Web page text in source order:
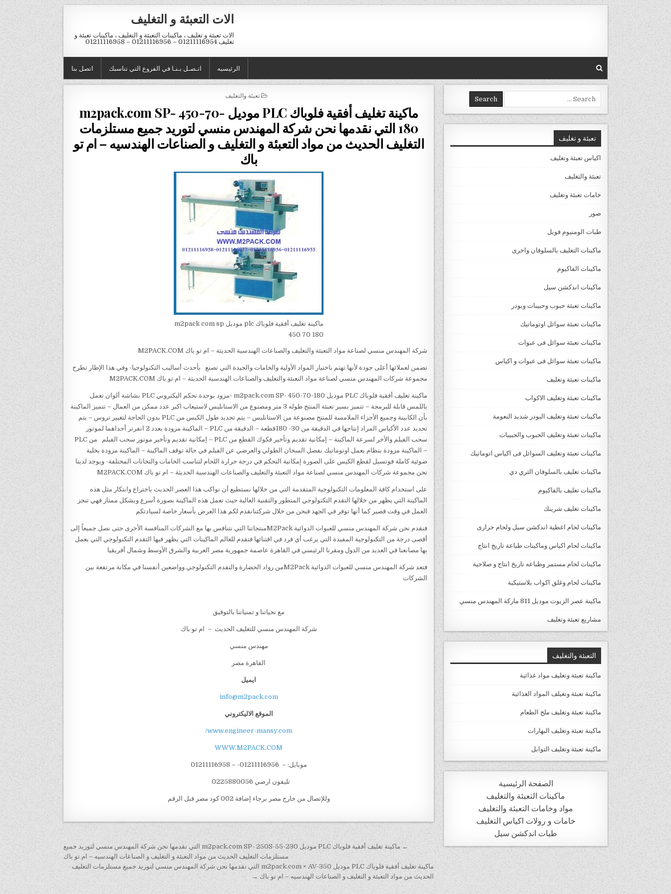
Skip to content
الات التعبئة و التغليف
الات تعبئة و تغليف ، ماكينات التعبئة و التغليف ، ماكينات تعبئة و
تغليف 01211116954 – 01211116956 – 01211116958
اتصل بنا اتـصـل بـنـا في الفروع التي تناسبك الرئيسيه
POSTED IN
تعبئة والتغليف
ماكينة تغليف أفقية فلوباك PLC موديل m2pack.com SP- 450-70-
180 التي نقدمها نحن شركة المهندس منسي لتوريد جميع مستلزمات
التغليف الحديث من مواد التعبئة و التغليف و الصناعات الهندسيه – ام تو
باك
ماكينة تغليف أفقية فلوباك plc موديل m2pack com sp
450 70 180
شركة المهندس منسي لصناعة مواد التعبئة والتغليف والصناعات الهندسية الحديثة – ام تو باك M2PACK.COM
تضمن لعملائها أعلى جودة لأنها تهتم باختيار المواد الأولية والخامات والجيدة التي تصنع بأحدث أساليب التكنولوجيا- وفي هذا الإطار تطرح
مجموعة شركات المهندس منسي لصناعة مواد التعبئة والتغليف والصناعات الهندسية الحديثة – ام تو باك M2PACK.COM
ماكينة تغليف أفقية فلوباك PLC موديل m2pack.com SP- 450-70-180 -مزود بوحدة تحكم اليكتروني PLC بشاشة ألوان تعمل
باللمس قابلة للبرمجة – تتميز بسير تعبئة المنتج طوله 3 متر ومصنوع من الاستانليس لاستيعاب اكبر عدد ممكن من العمال – تتميز الماكينة
بأن الكابينة وجميع الأجزاء الملامسة للمنتج مصنوعة من الاستانليس – يتم تحديد طول الكيس من PLC بدون الحاجة لتغيير تروس – يتم
تحديد عدد الأكياس المراد إنتاجها في الدقيقة من 30- 180قطعة – الدقيقة من PLC – الماكينة مزودة بعدد 2 انفرتر أحداهما لموتور
سحب الفيلم والأخر لسرعة الماكينة – إمكانية تقديم وتأخير فكوك القطع من PLC – إمكانية تقديم وتأخير موتور سحب الفيلم من PLC
– الماكينة مزودة بنظام يعمل اوتوماتيك بفصل السخان الطولي والعرضي عن الفيلم في حالة توقف الماكينة – الماكينة مزودة بخلية
ضوئية كاملة فوتسيل لقطع الكيس على الصورة إمكانية التحكم في درجة حرارة اللحام لتناسب الخامات والتخانات المختلفة- ويوجد لدينا
نحن مجموعة شركات المهندس منسي لصناعة مواد التعبئة والتغليف والصناعات الهندسية الحديثة – ام تو باك M2PACK.COM
على استخدام كافة المعلومات التكنولوجية المتقدمة التي من خلالها نستطيع أن نواكب هذا العصر الحديث باختراع وابتكار مثل هذه
الماكينة التي يظهر من خلالها التقدم التكنولوجي المتطور والتقنية العالية حيث تعمل هذه الماكينة بصورة أسرع وبشكل ممتاز فهي تنجز
العمل في وقت قصير كما أنها توفر في الجهد فنحن من خلال شركتنانقدم لكم هذا العرض بأسعار خاصة لسيادتكم
فنقدم نحن شركة المهندس منسي للعبوات الدوائية M2Packمنتجاتنا التي نتنافس بها مع الشركات المنافسة الأخرى حتى نصل جميعاً إلى
أقصى درجة من التكنولوجية المفيدة التي يرغب أي فرد في اقتنائها فنقدم للعالم الماكينات التي يظهر فيها التقدم التكنولوجي التي يعمل
بها مصانعنا في العديد من الدول ومقرنا الرئيسي في القاهرة عاصمة جمهورية مصر العربية والشرق الأوسط وشمال أفريقيا
فتعد شركة المهندس منسي للعبوات الدوائية M2Packمن رواد الحضارة والتقدم التكنولوجي وواضعين أنفسنا في مكانة مرتفعة بين
الشركات
مع تحياتنا و تمنياتنا بالتوفيق
شركة المهندس منسي للتغليف الحديث – ام تو باك
مهندس منسي
القاهرة مصر
ايميل
info@m2pack.com
الموقع الاليكتروني
www.engineer-mansy.com/
WWW.M2PACK.COM
موبايل: – 01211116956- – 01211116958
تليفون ارضي 0225880056
وللإتصال من خارج مصر برجاء إضافة 002 كود مصر قبل الرقم
تصفّح المقالات
← ماكينة تغليف أفقية فلوباك PLC موديل m2pack.com SP- 250S-55-230 التي نقدمها نحن شركة المهندس منسي لتوريد جميع
مستلزمات التغليف الحديث من مواد التعبئة و التغليف و الصناعات الهندسيه – ام تو باك
ماكينة تغليف أفقية فلوباك PLC موديل m2pack.com × AV-350 التي نقدمها نحن شركة المهندس منسي لتوريد جميع مستلزمات التغليف
الحديث من مواد التعبئة و التغليف و الصناعات الهندسيه – ام تو باك →
Search for:
تعبئة و تغليف
اكياس تعبئة وتغليف
تعبئة والتغليف
خامات تعبئة وتغليف
صور
طبات الومنيوم فويل
ماكينات التغليف بالسلوفان واخرى
ماكينات الفاكيوم
ماكينات اندكشن سيل
ماكينات تعبئة حبوب وحبيبات وبودر
ماكينات تعبئة سوائل اوتوماتيك
ماكينات تعبئة سوائل فى عبوات
ماكينات تعبئة سوائل فى عبوات و اكياس
ماكينات تعبئة وتغليف
ماكينات تعبئة وتغليف الاكواب
ماكينات تعبئة وتغليف البودر شديد النعومة
ماكينات تعبئة وتغليف الحبوب والحبيبات
ماكينات تعبئة وتغليف السوائل فى اكياس اتوماتيك
ماكينات تغليف بالسلوفان الثري دي
ماكينات تغليف بالفاكيوم
ماكينات تغليف شرينك
ماكينات لحام اغطية اندكشن سيل ولحام حرارى
ماكينات لحام اكياس وماكينات طباعة تاريخ انتاج
ماكينات لحام مستمر وطباعه تاريخ انتاج و صلاحية
ماكينات لحام وغلق اكواب بلاستيكية
ماكينة عصر الزيوت موديل 811 ماركة المهندس منسي
مشاريع تعبئة وتغليف
التعبئة والتغليف
ماكينة تعبئة وتغليف مواد غذائية
ماكينة تعبئة وتغيلف المواد الغذائية
ماكينة تعبئة وتغليف ملح الطعام
ماكينة تعبئة وتغليف البهارات
ماكينة تعبئة وتغليف التوابل
الصفحة الرئيسية
ماكينات التعبئة والتغليف
مواد وخامات التعبئة والتغليف
خامات و رولات اكياس التغليف
طبات اندكشن سيل